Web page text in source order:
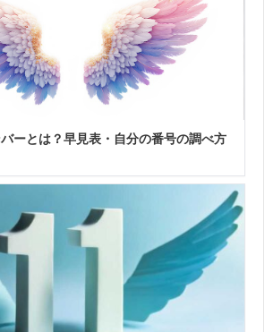
ーとは？早見表・自分の番号の調べ方